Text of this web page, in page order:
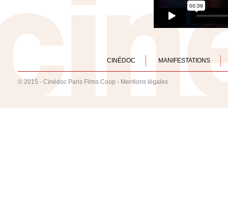
CINÉDOC MANIFESTATIONS
© 2015 - Cinédoc Paris Films Coop - Mentions légales